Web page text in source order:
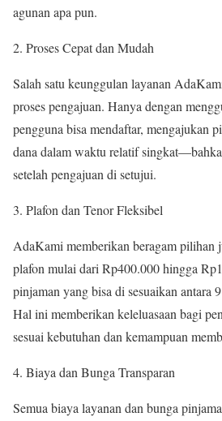
agunan apa pun.
Proses Cepat dan Mudah
Salah satu keunggulan layanan
proses pengajuan. Hanya dengan
pengguna bisa mendaftar, mengajukan
dana dalam waktu relatif
setelah pengajuan di setujui.
Plafon dan Tenor Fleksibel
AdaKami memberikan beragam pilihan
plafon mulai dari Rp400.000 hingga
pinjaman yang bisa di sesuaikan antara
Hal ini memberikan keleluasaan bagi
sesuai kebutuhan dan kemampuan
Biaya dan Bunga Transparan
Semua biaya layanan dan bunga